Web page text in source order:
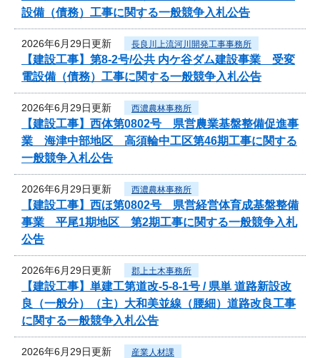
設備（債務）工事に関する一般競争入札公告
2026年6月29日更新 長良川上流河川開発工事事務所
【建設工事】第8-2号/公共 内ケ谷ダム建設事業 受変
電設備（債務）工事に関する一般競争入札公告
2026年6月29日更新 西濃農林事務所
【建設工事】西体第0802号 県営農業基盤整備促進事
業 海津中部地区 高須輪中工区第46期工事に関する
一般競争入札公告
2026年6月29日更新 西濃農林事務所
【建設工事】西ほ第0802号 県営経営体育成基盤整備
事業 平尾1期地区 第2期工事に関する一般競争入札
公告
2026年6月29日更新 郡上土木事務所
【建設工事】単建工第道改-5-8-1号 / 県単 道路新設改
良（一般分）（主）大和美並線（腰細）道路改良工事
に関する一般競争入札公告
2026年6月29日更新 産業人材課